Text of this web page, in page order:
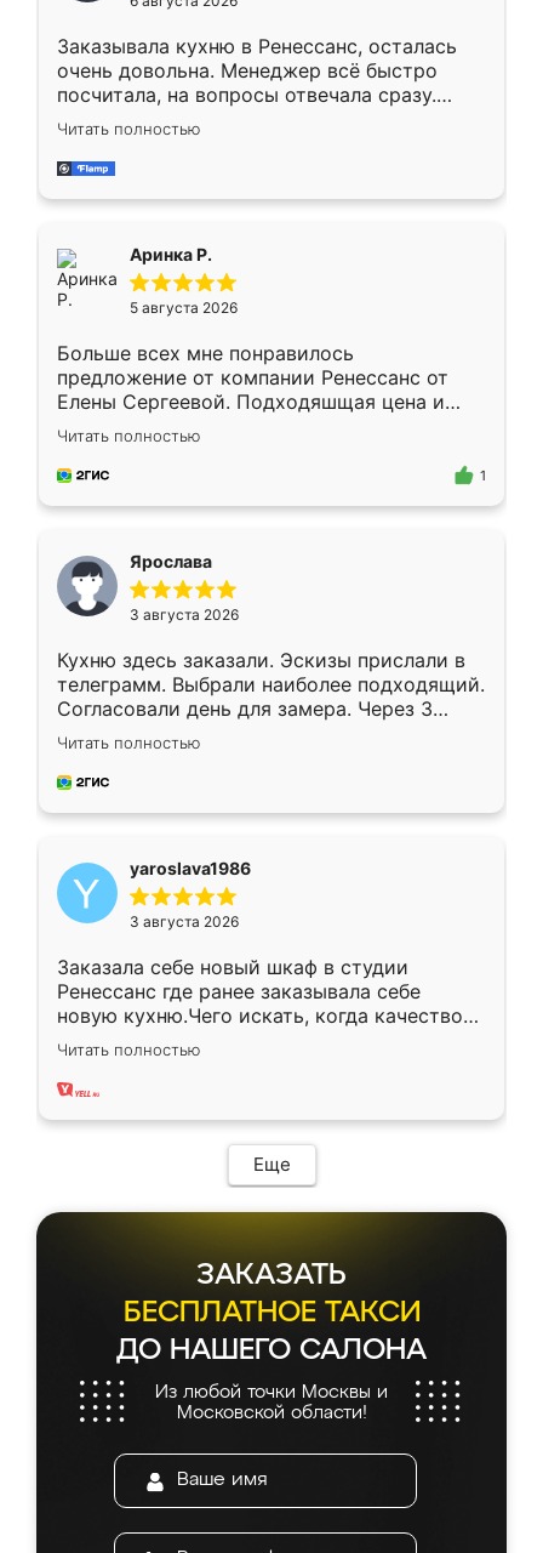
мебели буду заказывать только здесь.
Заказывала кухню в Ренессанс, осталась
очень довольна. Менеджер всё быстро
посчитала, на вопросы отвечала сразу.
Замерщик приехал в субботу, подошёл к
делу со всей ответственностью. Собрали
за день, ребята работали аккуратно, даже
Читать полностью
Аринка Р.
5 августа 2026
Больше всех мне понравилось
предложение от компании Ренессанс от
Елены Сергеевой. Подходяшщая цена и
короткие сроки изготовления. Приехавший
для замера сотрудник Владислав
предложил по моему эскизу самый
Читать полностью
1
Ярослава
3 августа 2026
Кухню здесь заказали. Эскизы прислали в
телеграмм. Выбрали наиболее подходящий.
Согласовали день для замера. Через 3
недели кухня была уже готова. Остались
довольны работой. Спасибо Ренессанс
мебель за качественную работу!
Читать полностью
yaroslava1986
3 августа 2026
Заказала себе новый шкаф в студии
Ренессанс где ранее заказывала себе
новую кухню.Чего искать, когда качеством
вполне довольна. Служит кухня уже почти
два года, нареканий нет.
Читать полностью
Еще
ЗАКАЗАТЬ
БЕСПЛАТНОЕ ТАКСИ
ДО НАШЕГО САЛОНА
Из любой точки Москвы и
Московской области!